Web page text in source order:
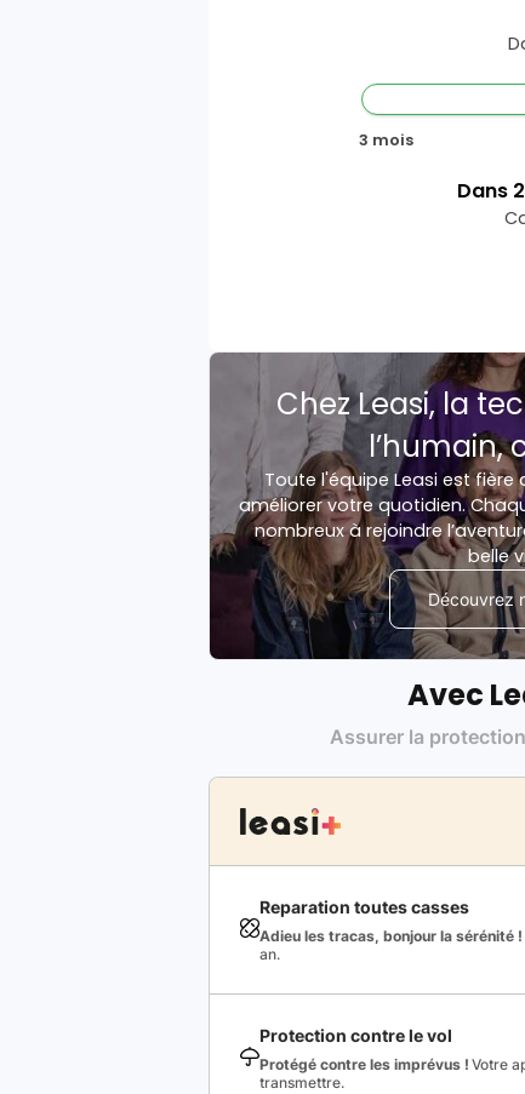
3 mois
Dans
Chez Leasi, la
l’humain,
Toute l'équipe Leasi est
améliorer votre quotidien.
nombreux à rejoindre
belle
Découvrez
Avec
Assurer la
Reparation toutes casses
Adieu les tracas, bonjour la sérénité !
an.
Protection contre le vol
Protégé contre les imprévus ! Votre
transmettre.